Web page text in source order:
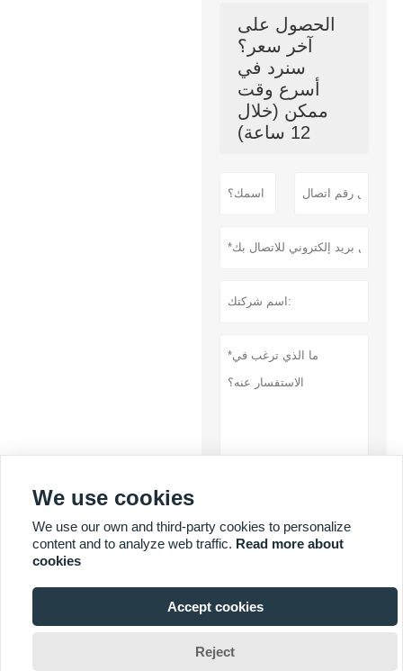

الحصول على
آخر سعر؟
سنرد في
أسرع وقت
ممكن (خلال
12 ساعة)
سياسة خاصة
We use cookies
We use our own and third-party cookies to personalize
content and to analyze web traffic. Read more about
cookies
Accept cookies
Reject